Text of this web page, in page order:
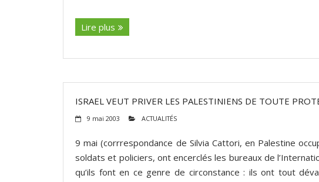
Lire plus
ISRAEL VEUT PRIVER LES PALESTINIENS DE TOUTE
9 mai 2003 ACTUALITÉS
9 mai (corrrespondance de Silvia Cattori, en Palestine
soldats et policiers, ont encerclés les bureaux de
qu’ils font en ce genre de circonstance : ils ont tout